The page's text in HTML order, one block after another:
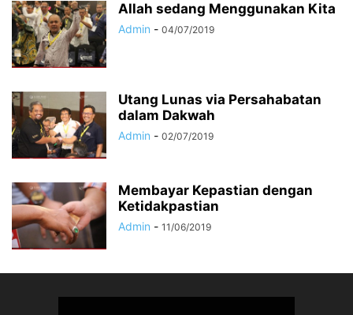
Allah sedang Menggunakan Kita
Admin - 04/07/2019
Utang Lunas via Persahabatan
dalam Dakwah
Admin - 02/07/2019
Membayar Kepastian dengan
Ketidakpastian
Admin - 11/06/2019